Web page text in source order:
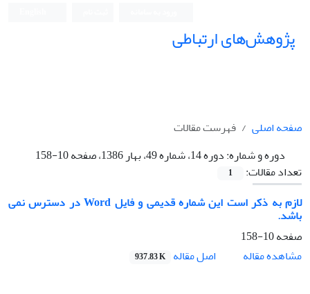
پژوهش‌های ارتباطی
صفحه اصلی
فهرست مقالات
دوره و شماره:دوره 14، شماره 49، بهار 1386، صفحه 10-158
تعداد مقالات:
1
لازم به ذکر است این شماره قدیمی و فایل Word در دسترس نمی
باشد.
صفحه10-158
مشاهده مقاله
اصل مقاله 937.83 K